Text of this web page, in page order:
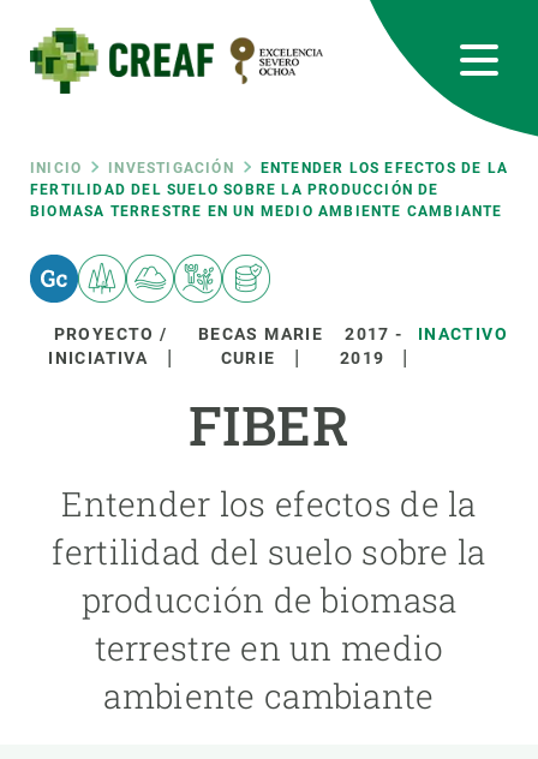
contenido
principal
Ruta
de
navegación
INICIO INVESTIGACIÓN
ENTENDER LOS EFECTOS DE LA
FERTILIDAD DEL SUELO SOBRE LA PRODUCCIÓN DE
BIOMASA TERRESTRE EN UN MEDIO AMBIENTE CAMBIANTE
PROYECTO /
INICIATIVA
BECAS MARIE
CURIE
2017 -
2019
INACTIVO
FIBER
Entender los efectos de la
fertilidad del suelo sobre la
producción de biomasa
terrestre en un medio
ambiente cambiante
RRSS
Featured
responsive
Responsive
SOBRE NOSOTROS
ÚNETE A NOSOTROS
PARTICIPA
NOTICIAS Y AGENDA